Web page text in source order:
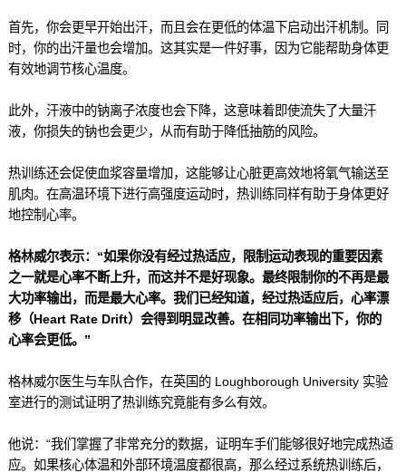
首先，你会更早开始出汗，而且会在更低的体温下启动出汗机制。同
时，你的出汗量也会增加。这其实是一件好事，因为它能帮助身体更
有效地调节核心温度。
此外，汗液中的钠离子浓度也会下降，这意味着即使流失了大量汗
液，你损失的钠也会更少，从而有助于降低抽筋的风险。
热训练还会促使血浆容量增加，这能够让心脏更高效地将氧气输送至
肌肉。在高温环境下进行高强度运动时，热训练同样有助于身体更好
地控制心率。
格林威尔表示：“如果你没有经过热适应，限制运动表现的重要因素
之一就是心率不断上升，而这并不是好现象。最终限制你的不再是最
大功率输出，而是最大心率。我们已经知道，经过热适应后，心率漂
移（Heart Rate Drift）会得到明显改善。在相同功率输出下，你的
心率会更低。”
格林威尔医生与车队合作，在英国的 Loughborough University 实验
室进行的测试证明了热训练究竟能有多么有效。
他说：“我们掌握了非常充分的数据，证明车手们能够很好地完成热适
应。如果核心体温和外部环境温度都很高，那么经过系统热训练后，